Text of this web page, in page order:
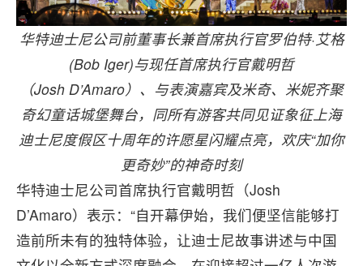
华特迪士尼公司前董事长兼首席执行官罗伯特·艾格
(Bob Iger)与现任首席执行官戴明哲
（Josh D’Amaro）、与表演嘉宾及米奇、米妮齐聚
奇幻童话城堡舞台，同所有游客共同见证象征上海
迪士尼度假区十周年的许愿星闪耀点亮，欢庆“加你
更奇妙”的神奇时刻
华特迪士尼公司首席执行官戴明哲（Josh
D’Amaro）表示：“自开幕伊始，我们便坚信能够打
造前所未有的独特体验，让迪士尼故事讲述与中国